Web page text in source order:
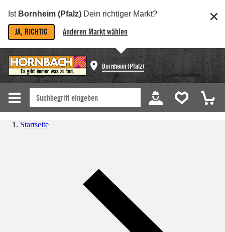
Ist Bornheim (Pfalz) Dein richtiger Markt?
JA, RICHTIG Anderen Markt wählen
Bornheim (Pfalz)
Startseite